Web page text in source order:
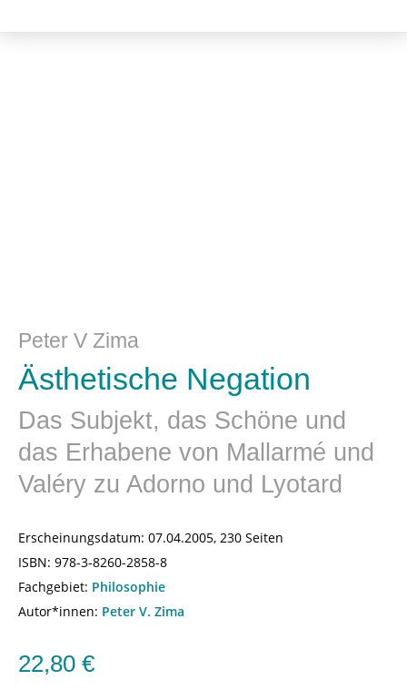
Peter V Zima
Ästhetische Negation
Das Subjekt, das Schöne und
das Erhabene von Mallarmé und
Valéry zu Adorno und Lyotard
Erscheinungsdatum: 07.04.2005, 230 Seiten
ISBN: 978-3-8260-2858-8
Fachgebiet: Philosophie
Autor*innen: Peter V. Zima
22,80 €